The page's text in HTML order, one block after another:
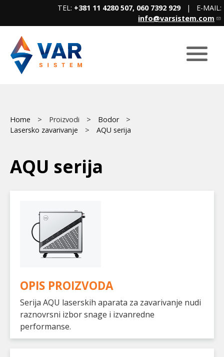
content
TEL: +381 11 4280 507, 060 7392 929| E-MAIL:
info@varsistem.com
Main
Breadcrumb
Home Proizvodi
Bodor
Lasersko zavarivanje
AQU serija
AQU serija
OPIS PROIZVODA
Serija AQU laserskih aparata za zavarivanje nudi
raznovrsni izbor snage i izvanredne
performanse.